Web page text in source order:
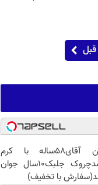
این آقای58ساله با کرم
ضدچروک جلبک10سال جوان
با تخفیف)